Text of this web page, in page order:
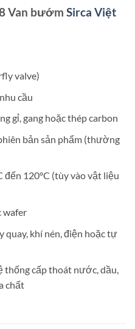
Van bướm Sirca Việt
valve)
cầu
gỉ, gang hoặc thép carbon
bản sản phẩm (thường
đến 120°C (tùy vào vật liệu
wafer
quay, khí nén, điện hoặc tự
thống cấp thoát nước, dầu,
chất